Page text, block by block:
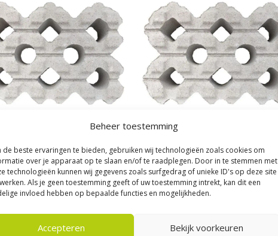
Beheer toestemming
de beste ervaringen te bieden, gebruiken wij technologieën zoals cookies om
over je apparaat op te slaan en/of te raadplegen. Door in te stemmen met
technologieën kunnen wij gegevens zoals surfgedrag of unieke ID's op deze site
Als je geen toestemming geeft of uw toestemming intrekt, kan dit een
invloed hebben op bepaalde functies en mogelijkheden.
Accepteren Bekijk voorkeuren
WaterWijs 40x60x10 cm
(VE)
per m²
Grasbeton WaterWijs 40x60x12 cm
Grijs profiel (VE)
28,50 per m²